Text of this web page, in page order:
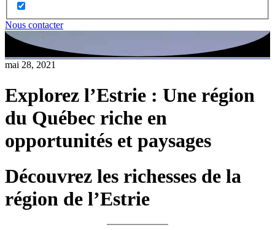
Nous contacter
mai 28, 2021
Explorez l’Estrie : Une région
du Québec riche en
opportunités et paysages
Découvrez les richesses de la
région de l’Estrie